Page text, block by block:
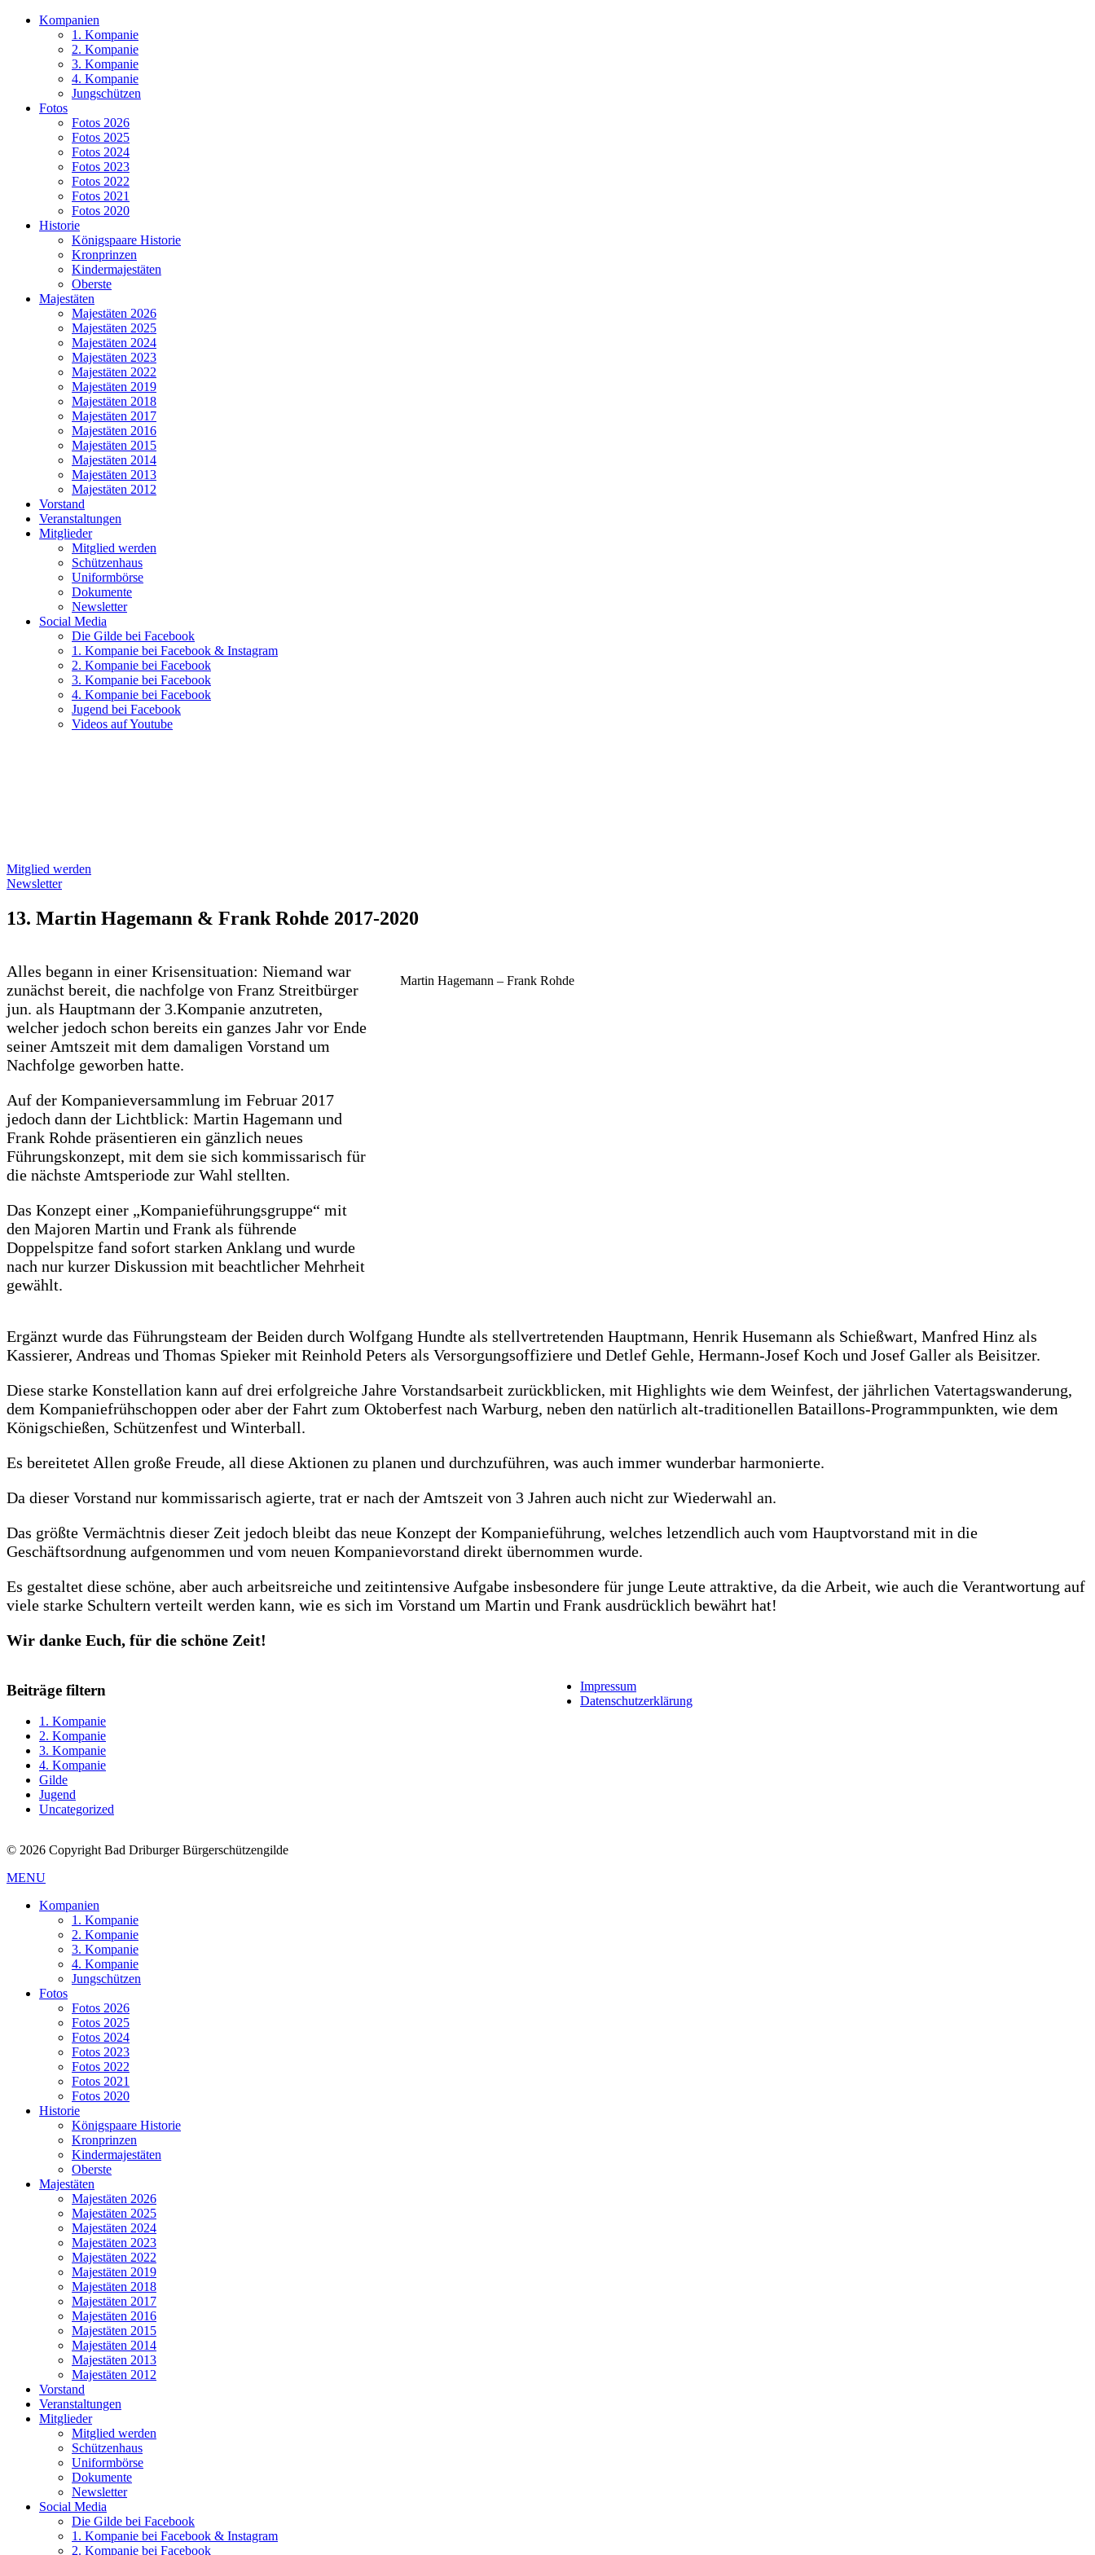
Kompanien
1. Kompanie
2. Kompanie
3. Kompanie
4. Kompanie
Jungschützen
Fotos
Fotos 2026
Fotos 2025
Fotos 2024
Fotos 2023
Fotos 2022
Fotos 2021
Fotos 2020
Historie
Königspaare Historie
Kronprinzen
Kindermajestäten
Oberste
Majestäten
Majestäten 2026
Majestäten 2025
Majestäten 2024
Majestäten 2023
Majestäten 2022
Majestäten 2019
Majestäten 2018
Majestäten 2017
Majestäten 2016
Majestäten 2015
Majestäten 2014
Majestäten 2013
Majestäten 2012
Vorstand
Veranstaltungen
Mitglieder
Mitglied werden
Schützenhaus
Uniformbörse
Dokumente
Newsletter
Social Media
Die Gilde bei Facebook
1. Kompanie bei Facebook & Instagram
2. Kompanie bei Facebook
3. Kompanie bei Facebook
4. Kompanie bei Facebook
Jugend bei Facebook
Videos auf Youtube
Mitglied werden
Newsletter
13. Martin Hagemann & Frank Rohde 2017-2020
Alles begann in einer Krisensituation: Niemand war
zunächst bereit, die nachfolge von Franz Streitbürger
jun. als Hauptmann der 3.Kompanie anzutreten,
welcher jedoch schon bereits ein ganzes Jahr vor Ende
seiner Amtszeit mit dem damaligen Vorstand um
Nachfolge geworben hatte.
Auf der Kompanieversammlung im Februar 2017
jedoch dann der Lichtblick: Martin Hagemann und
Frank Rohde präsentieren ein gänzlich neues
Führungskonzept, mit dem sie sich kommissarisch für
die nächste Amtsperiode zur Wahl stellten.
Das Konzept einer „Kompanieführungsgruppe“ mit
den Majoren Martin und Frank als führende
Doppelspitze fand sofort starken Anklang und wurde
nach nur kurzer Diskussion mit beachtlicher Mehrheit
gewählt.
Martin Hagemann – Frank Rohde
Ergänzt wurde das Führungsteam der Beiden durch Wolfgang Hundte als stellvertretenden Hauptmann, Henrik Husemann als Schießwart, Manfred Hinz als
Kassierer, Andreas und Thomas Spieker mit Reinhold Peters als Versorgungsoffiziere und Detlef Gehle, Hermann-Josef Koch und Josef Galler als Beisitzer.
Diese starke Konstellation kann auf drei erfolgreiche Jahre Vorstandsarbeit zurückblicken, mit Highlights wie dem Weinfest, der jährlichen Vatertagswanderung,
dem Kompaniefrühschoppen oder aber der Fahrt zum Oktoberfest nach Warburg, neben den natürlich alt-traditionellen Bataillons-Programmpunkten, wie dem
Königschießen, Schützenfest und Winterball.
Es bereitetet Allen große Freude, all diese Aktionen zu planen und durchzuführen, was auch immer wunderbar harmonierte.
Da dieser Vorstand nur kommissarisch agierte, trat er nach der Amtszeit von 3 Jahren auch nicht zur Wiederwahl an.
Das größte Vermächtnis dieser Zeit jedoch bleibt das neue Konzept der Kompanieführung, welches letzendlich auch vom Hauptvorstand mit in die
Geschäftsordnung aufgenommen und vom neuen Kompanievorstand direkt übernommen wurde.
Es gestaltet diese schöne, aber auch arbeitsreiche und zeitintensive Aufgabe insbesondere für junge Leute attraktive, da die Arbeit, wie auch die Verantwortung auf
viele starke Schultern verteilt werden kann, wie es sich im Vorstand um Martin und Frank ausdrücklich bewährt hat!
Wir danke Euch, für die schöne Zeit!
Beiträge filtern
1. Kompanie
2. Kompanie
3. Kompanie
4. Kompanie
Gilde
Jugend
Uncategorized
Impressum
Datenschutzerklärung
© 2026 Copyright Bad Driburger Bürgerschützengilde
MENU
Kompanien
1. Kompanie
2. Kompanie
3. Kompanie
4. Kompanie
Jungschützen
Fotos
Fotos 2026
Fotos 2025
Fotos 2024
Fotos 2023
Fotos 2022
Fotos 2021
Fotos 2020
Historie
Königspaare Historie
Kronprinzen
Kindermajestäten
Oberste
Majestäten
Majestäten 2026
Majestäten 2025
Majestäten 2024
Majestäten 2023
Majestäten 2022
Majestäten 2019
Majestäten 2018
Majestäten 2017
Majestäten 2016
Majestäten 2015
Majestäten 2014
Majestäten 2013
Majestäten 2012
Vorstand
Veranstaltungen
Mitglieder
Mitglied werden
Schützenhaus
Uniformbörse
Dokumente
Newsletter
Social Media
Die Gilde bei Facebook
1. Kompanie bei Facebook & Instagram
2. Kompanie bei Facebook